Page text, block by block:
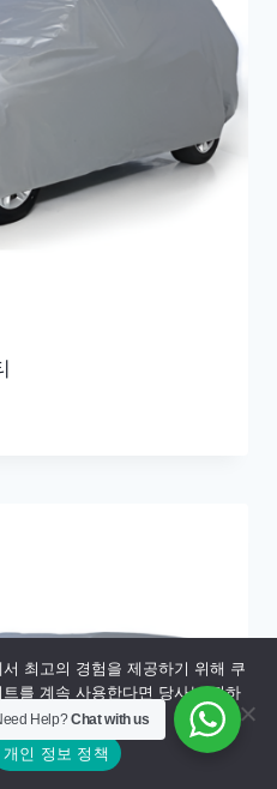
Help?Chat with us
최고의 경험을 제공하기 위해 쿠
를 계속 사용한다면 당사는 귀하
한다고 가정합니다.
개인 정보 정책